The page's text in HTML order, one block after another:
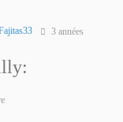
3 années